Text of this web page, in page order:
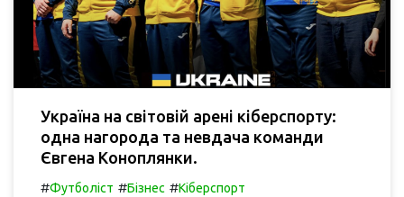
Україна на світовій арені кіберспорту:
одна нагорода та невдача команди
Євгена Коноплянки.
#Футболіст #Бізнес #Кіберспорт